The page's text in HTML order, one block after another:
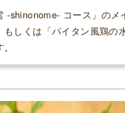
-shinonome- コース」のメ
しくは「パイタン風鶏の